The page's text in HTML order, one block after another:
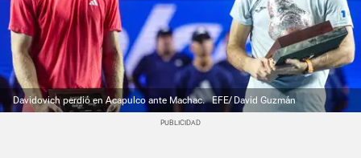
Davidovich perdió en Acapulco ante Machac. EFE/ David Guzmán